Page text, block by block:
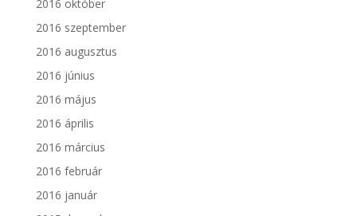
2016 október
2016 szeptember
2016 augusztus
2016 június
2016 május
2016 április
2016 március
2016 február
2016 január